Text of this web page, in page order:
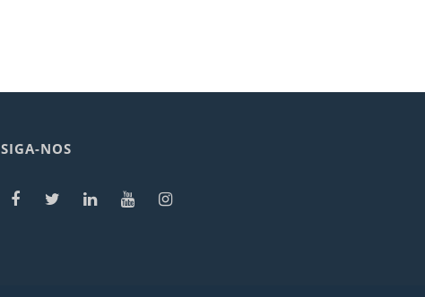
SIGA-NOS